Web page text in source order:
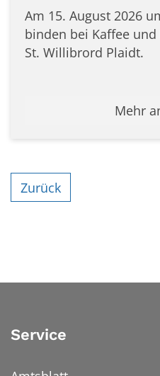
Am 15. August 2026
binden bei Kaffee
St. Willibrord Plaidt.
Mehr
Zurück
Service